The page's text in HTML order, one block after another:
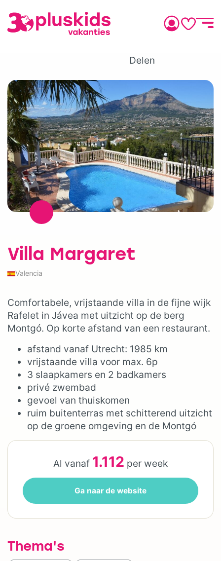
Delen
Villa Margaret
Valencia
Comfortabele, vrijstaande villa in de fijne wijk
Rafelet in Jávea met uitzicht op de berg
Montgó. Op korte afstand van een restaurant.
afstand vanaf Utrecht: 1985 km
vrijstaande villa voor max. 6p
3 slaapkamers en 2 badkamers
privé zwembad
gevoel van thuiskomen
ruim buitenterras met schitterend uitzicht
op de groene omgeving en de Montgó
Al vanaf 1.112 per week
Ga naar de website
Thema's